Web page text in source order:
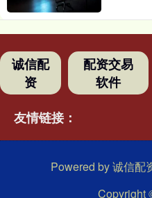
诚信配
资
配资交易
软件
友情链接：
Powered by诚信配
Copyright